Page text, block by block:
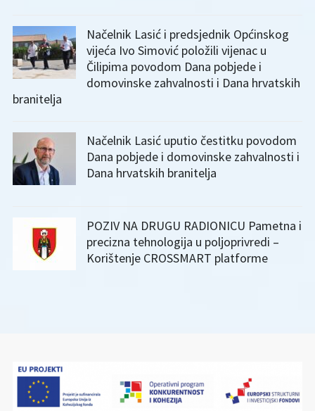
Načelnik Lasić i predsjednik Općinskog
vijeća Ivo Simović položili vijenac u
Čilipima povodom Dana pobjede i
domovinske zahvalnosti i Dana hrvatskih
branitelja
Načelnik Lasić uputio čestitku povodom
Dana pobjede i domovinske zahvalnosti i
Dana hrvatskih branitelja
POZIV NA DRUGU RADIONICU Pametna i
precizna tehnologija u poljoprivredi –
Korištenje CROSSMART platforme